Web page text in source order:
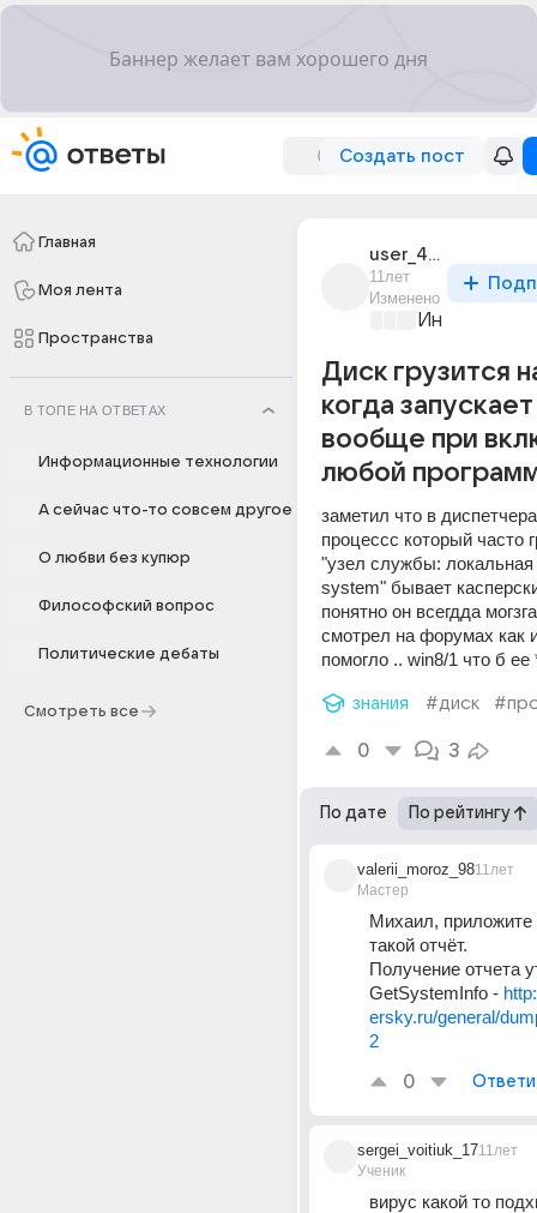
Создать пост
Главная
Моя лента
Пространства
В ТОПЕ НА ОТВЕТАХ
Информационные технологии
А сейчас что-то совсем другое
О любви без купюр
Философский вопрос
Политические дебаты
Смотреть все
user_40527742
11лет
Изменено
Диск грузится
когда
вообще при
любой
заметил что в
процессс который часто
"узел службы:
system" бывает
понятно он всегдда
смотрел на форумах как
помогло .. win8/1 что б ее
знания #диск
0 3
По дате По рейтингу
valerii_moroz_98
Мастер
11лет
Михаил, приложите
такой отчёт.
Получение отчета
GetSystemInfo -
ersky.ru/general/
2
0
sergei_voitiuk_17
Ученик
11лет
вирус какой то